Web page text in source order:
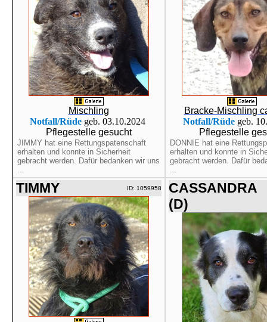
Mischling
Notfall/Rüdegeb. 03.10.2024
Pflegestelle gesucht
JIMMY hat eine Rettungspatenschaft
erhalten und konnte in Sicherheit
gebracht werden. Dafür bedanken wir uns
...
Bracke-Mischling
Notfall/Rüde geb.
Pflegestelle
DONNIE hat eine
erhalten und konnte in
gebracht werden. Dafür
...
TIMMY ID: 1059958
CASSANDRA
(D)